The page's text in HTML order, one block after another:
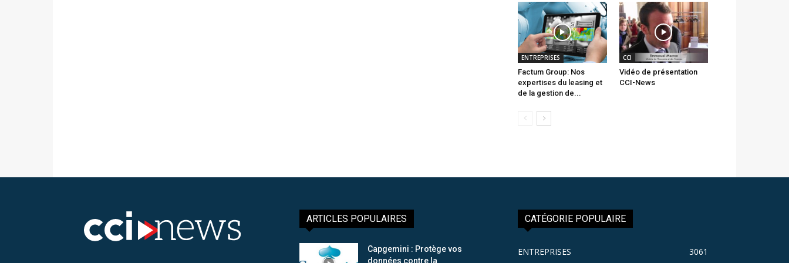
ENTREPRISES
Factum Group: Nos
expertises du leasing et
de la gestion de...
CCI
Vidéo de présentation
CCI-News
ARTICLES POPULAIRES
Capgemini : Protège vos
données contre la
CATÉGORIE POPULAIRE
ENTREPRISES 3061